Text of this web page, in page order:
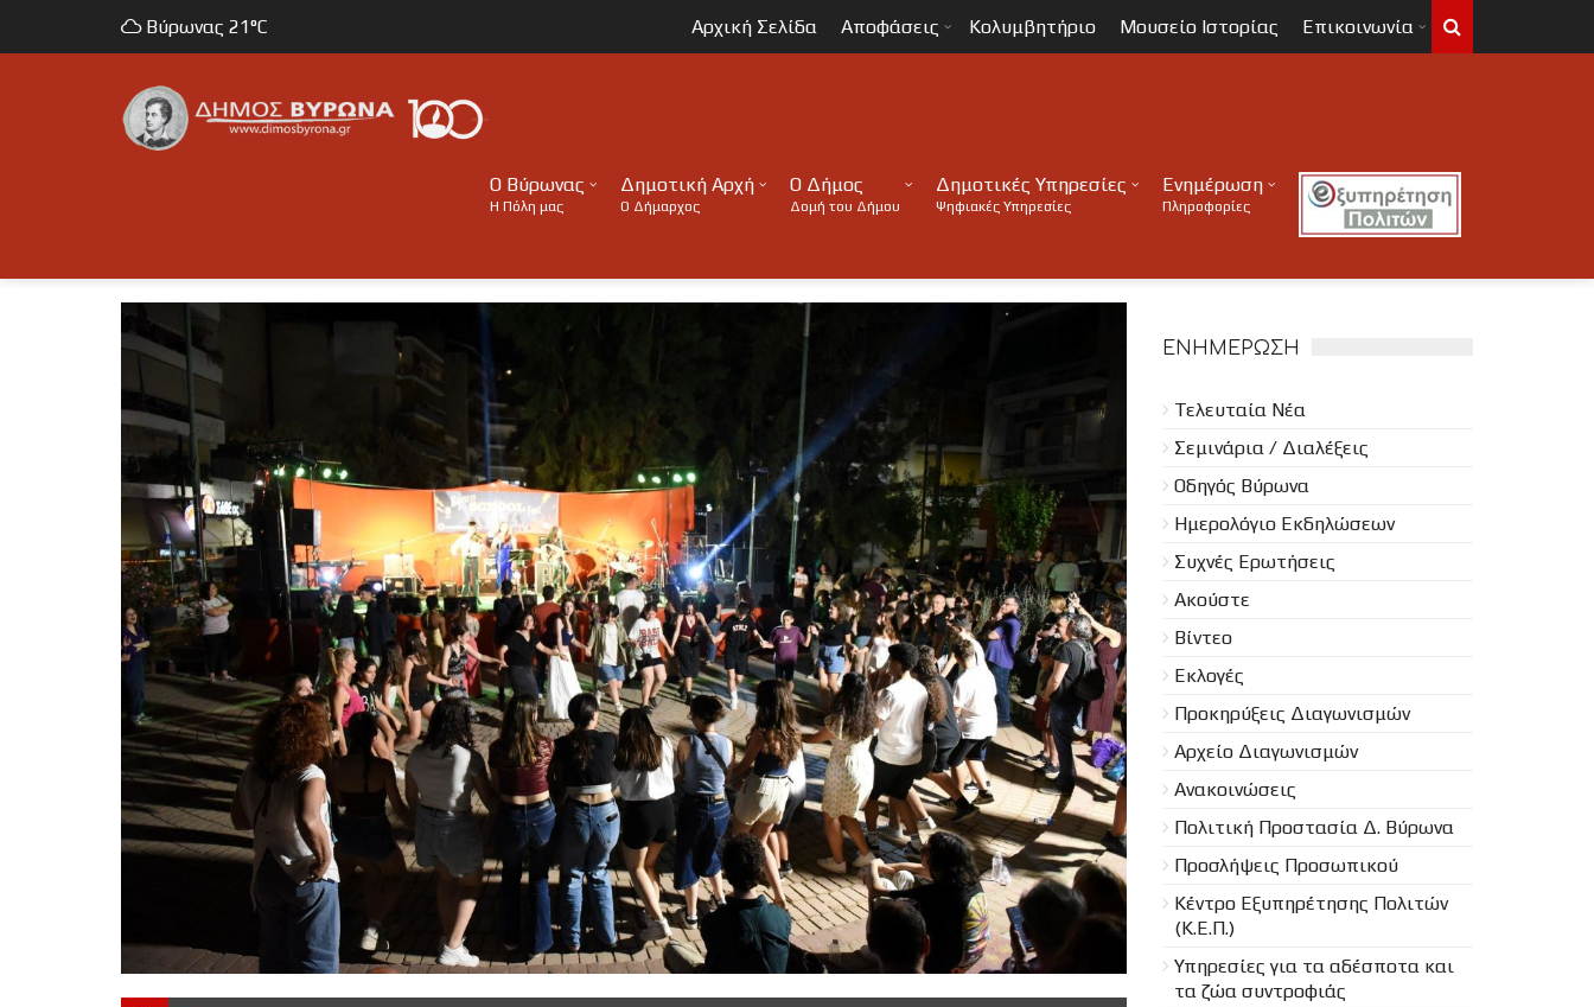
Βύρωνας 21°C Αρχική Σελίδα Αποφάσεις Κολυμβητήριο Μουσείο Ιστορίας Επικοινωνία
Ο Βύρωνας
Η Πόλη μας
Δημοτική Αρχή
Ο Δήμαρχος
Ο Δήμος
Δομή του Δήμου
Δημοτικές Υπηρεσίες
Ψηφιακές Υπηρεσίες
Ενημέρωση
Πληροφορίες
ΕΝΗΜΈΡΩΣΗ
Τελευταία Νέα
Σεμινάρια / Διαλέξεις
Οδηγός Βύρωνα
Ημερολόγιο Εκδηλώσεων
Συχνές Ερωτήσεις
Ακούστε
Βίντεο
Εκλογές
Προκηρύξεις Διαγωνισμών
Aρχείο Διαγωνισμών
Ανακοινώσεις
Πολιτική Προστασία Δ. Βύρωνα
Προσλήψεις Προσωπικού
Κέντρο Εξυπηρέτησης Πολιτών
(Κ.Ε.Π.)
Υπηρεσίες για τα αδέσποτα και
τα ζώα συντροφιάς